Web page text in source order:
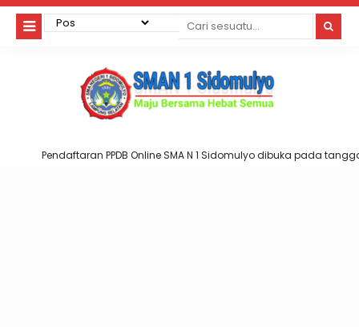
Pendaftaran PPDB Online SMA N 1 Sidomulyo dibuka pada